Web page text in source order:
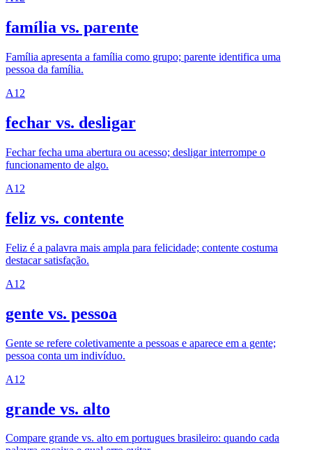
família vs. parente
Família apresenta a família como grupo; parente identifica uma
pessoa da família.
A1 2
fechar vs. desligar
Fechar fecha uma abertura ou acesso; desligar interrompe o
funcionamento de algo.
A1 2
feliz vs. contente
Feliz é a palavra mais ampla para felicidade; contente costuma
destacar satisfação.
A1 2
gente vs. pessoa
Gente se refere coletivamente a pessoas e aparece em a gente;
pessoa conta um indivíduo.
A1 2
grande vs. alto
Compare grande vs. alto em portugues brasileiro: quando cada